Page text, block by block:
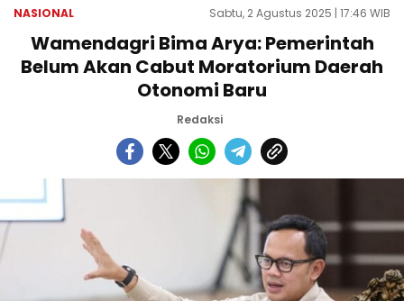
NASIONAL Sabtu, 2 Agustus 2025 | 17:46 WIB
Wamendagri Bima Arya: Pemerintah
Belum Akan Cabut Moratorium Daerah
Otonomi Baru
Redaksi